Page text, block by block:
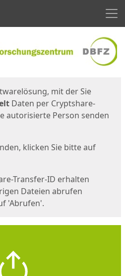
mit der Sie
Daten per Cryptshare-
autorisierte Person senden
klicken Sie bitte auf
Transfer-ID erhalten
Dateien abrufen
'Abrufen'.